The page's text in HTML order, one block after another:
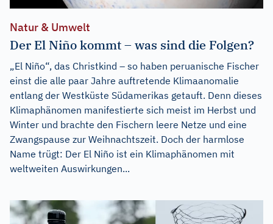
Natur & Umwelt
Der El Niño kommt – was sind die Folgen?
„El Niño“, das Christkind – so haben peruanische Fischer
einst die alle paar Jahre auftretende Klimaanomalie
entlang der Westküste Südamerikas getauft. Denn dieses
Klimaphänomen manifestierte sich meist im Herbst und
Winter und brachte den Fischern leere Netze und eine
Zwangspause zur Weihnachtszeit. Doch der harmlose
Name trügt: Der El Niño ist ein Klimaphänomen mit
weltweiten Auswirkungen...